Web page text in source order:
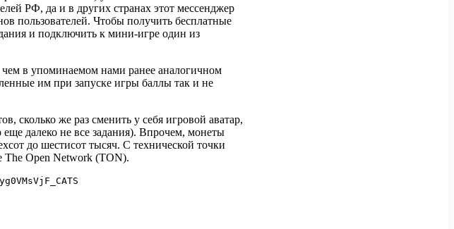
РФ, да и в других странах этот мессенджер
пользователей. Чтобы получить бесплатные
и подключить к мини-игре один из
в упоминаемом нами ранее аналогичном
им при запуске игры баллы так и не
сколько же раз сменить у себя игровой аватар,
далеко не все задания). Впрочем, монеты
до шестисот тысяч. С технической точки
The Open Network (TON).